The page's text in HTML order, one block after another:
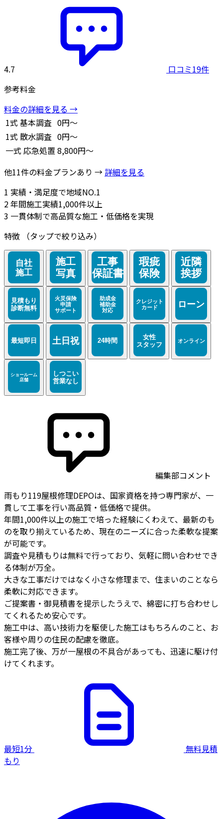
4.7
口コミ19件
参考料金
料金の詳細を見る →
1式 基本調査 0円～
1式 散水調査 0円～
一式 応急処置 8,800円～
他11件の料金プランあり → 詳細を見る
1 実績・満足度で地域NO.1
2年間施工実績1,000件以上
3 一貫体制で高品質な施工・低価格を実現
特徴
（タップで絞り込み）
編集部コメント
雨もり119屋根修理DEPOは、国家資格を持つ専門家が、一
貫して工事を行い高品質・低価格で提供。
年間1,000件以上の施工で培った経験にくわえて、最新のも
のを取り揃えているため、現在のニーズに合った柔軟な提案
が可能です。
調査や見積もりは無料で行っており、気軽に問い合わせでき
る体制が万全。
大きな工事だけではなく小さな修理まで、住まいのことなら
柔軟に対応できます。
ご提案書・御見積書を提示したうえで、綿密に打ち合わせし
てくれるため安心です。
施工中は、高い技術力を駆使した施工はもちろんのこと、お
客様や周りの住民の配慮を徹底。
施工完了後、万が一屋根の不具合があっても、迅速に駆け付
けてくれます。
最短1分
無料見積
もり